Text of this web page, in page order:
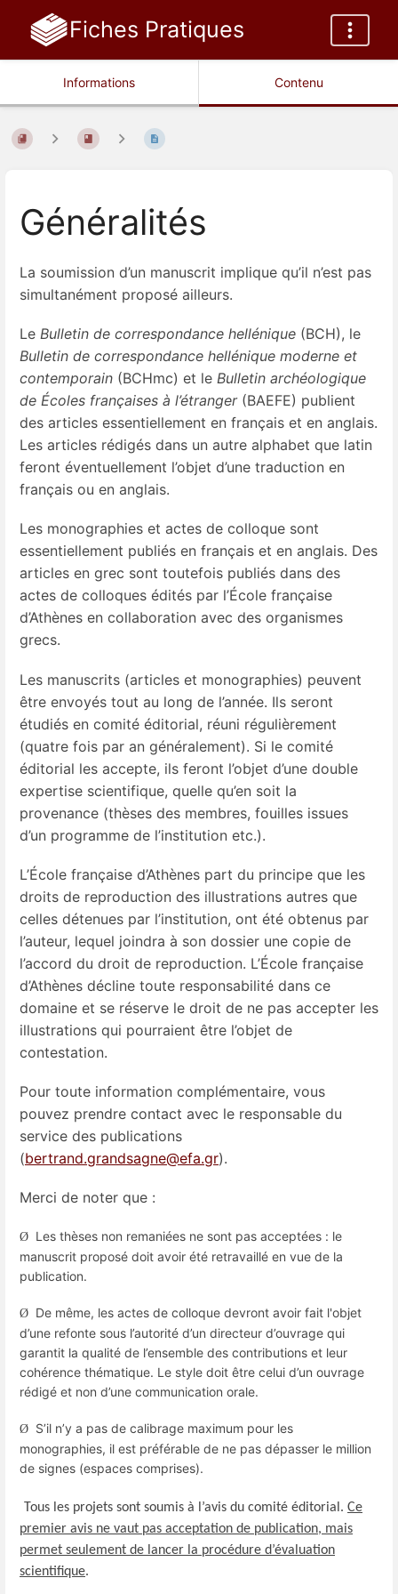
Fiches Pratiques
Informations Contenu
Généralités
La soumission d’un manuscrit implique qu’il n’est pas
simultanément proposé ailleurs.
Le Bulletin de correspondance hellénique (BCH), le
Bulletin de correspondance hellénique moderne et
contemporain (BCHmc) et le Bulletin archéologique
de Écoles françaises à l’étranger(BAEFE) publient
des articles essentiellement en français et en anglais.
Les articles rédigés dans un autre alphabet que latin
feront éventuellement l’objet d’une traduction en
français ou en anglais.
Les monographies et actes de colloque sont
essentiellement publiés en français et en anglais. Des
articles en grec sont toutefois publiés dans des
actes de colloques édités par l’École française
d’Athènes en collaboration avec des organismes
grecs.
Les manuscrits (articles et monographies) peuvent
être envoyés tout au long de l’année. Ils seront
étudiés en comité éditorial, réuni régulièrement
(quatre fois par an généralement). Si le comité
éditorial les accepte, ils feront l’objet d’une double
expertise scientifique, quelle qu’en soit la
provenance (thèses des membres, fouilles issues
d’un programme de l’institution etc.).
L’École française d’Athènes part du principe que les
droits de reproduction des illustrations autres que
celles détenues par l’institution, ont été obtenus par
l’auteur, lequel joindra à son dossier une copie de
l’accord du droit de reproduction. L’École française
d’Athènes décline toute responsabilité dans ce
domaine et se réserve le droit de ne pas accepter les
illustrations qui pourraient être l’objet de
contestation.
Pour toute information complémentaire, vous
pouvez prendre contact avec le responsable du
service des publications
(bertrand.grandsagne@efa.gr).
Merci de noter que :
Ø Les thèses non remaniées ne sont pas acceptées : le
manuscrit proposé doit avoir été retravaillé en vue de la
publication.
Ø De même, les actes de colloque devront avoir fait l'objet
d’une refonte sous l’autorité d’un directeur d’ouvrage qui
garantit la qualité de l’ensemble des contributions et leur
cohérence thématique. Le style doit être celui d’un ouvrage
rédigé et non d’une communication orale.
Ø S’il n’y a pas de calibrage maximum pour les
monographies, il est préférable de ne pas dépasser le million
de signes (espaces comprises).
Tous les projets sont soumis à l’avis du comité éditorial. Ce
premier avis ne vaut pas acceptation de publication, mais
permet seulement de lancer la procédure d’évaluation
scientifique.